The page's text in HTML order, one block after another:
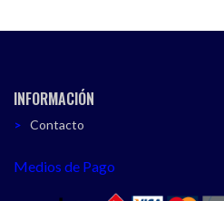
INFORMACIÓN
Contacto
Medios de Pago